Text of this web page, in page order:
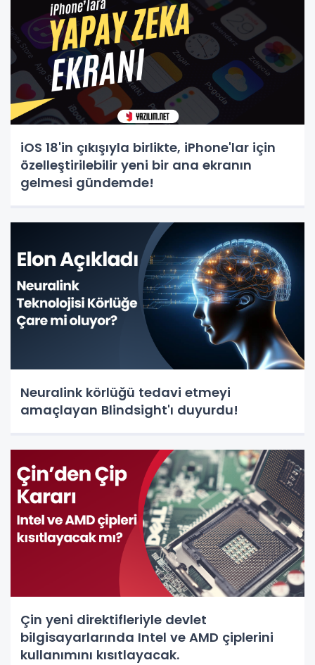
iOS 18'in çıkışıyla birlikte, iPhone'lar için
özelleştirilebilir yeni bir ana ekranın
gelmesi gündemde!
Neuralink körlüğü tedavi etmeyi
amaçlayan Blindsight'ı duyurdu!
Çin yeni direktifleriyle devlet
bilgisayarlarında Intel ve AMD çiplerini
kullanımını kısıtlayacak.